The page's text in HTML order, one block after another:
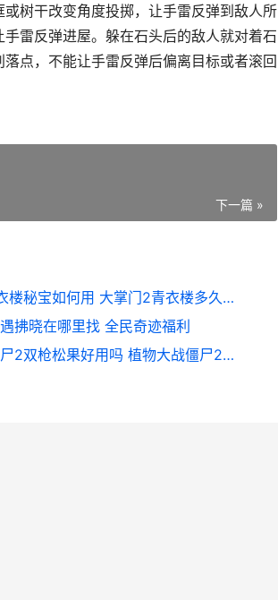
树干改变角度投掷，让手雷反弹到敌人所
雷反弹进屋。躲在石头后的敌人就对着石
点，不能让手雷反弹后偏离目标或者滚回
下一篇 »
大掌门2青衣楼秘宝如何用 大掌门2青衣楼多久一次
拂晓在哪里找 全民奇迹福利
植物大战僵尸2双枪松果好用吗 植物大战僵尸2下载